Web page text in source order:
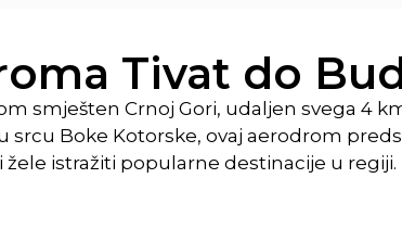
Tivat do
smješten Crnoj Gori, udaljen svega 4
Boke Kotorske, ovaj aerodrom
istražiti popularne destinacije u regiji.